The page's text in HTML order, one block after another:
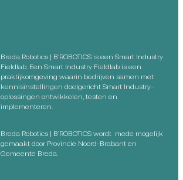
Breda Robotics | B’ROBOTICS is een Smart Industry
Fieldlab. Een Smart Industry Fieldlab is een
praktijkomgeving waarin bedrijven samen met
kennisinstellingen doelgericht Smart Industry-
oplossingen ontwikkelen, testen en
implementeren.
Breda Robotics | B’ROBOTICS wordt mede mogelijk
gemaakt door Provincie Noord-Brabant en
Gemeente Breda.